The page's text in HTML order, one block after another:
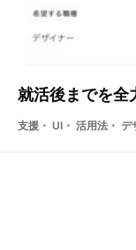
就活後までを
支援・ UI・ 活用法・